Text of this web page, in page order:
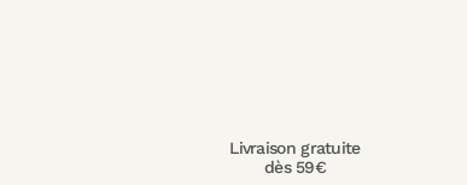
Livraison gratuite
dès 59€